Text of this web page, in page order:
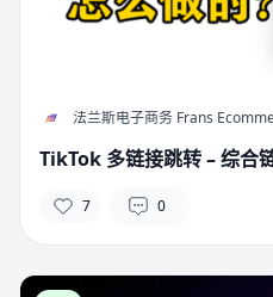
F 法兰斯电子商务 Frans
TikTok 多链接跳转 – 综合
7 0